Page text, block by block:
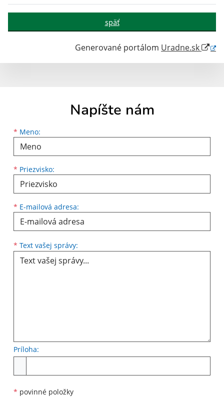
späť
Generované portálom Uradne.sk
Napíšte nám
* Meno:
Meno
* Priezvisko:
Priezvisko
* E-mailová adresa:
E-mailová adresa
* Text vašej správy:
Príloha:
* povinné položky